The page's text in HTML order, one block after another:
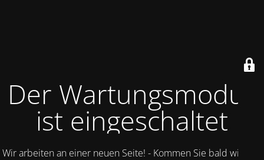
Der Wartungsmodus
ist eingeschaltet
Wir arbeiten an einer neuen Seite! - Kommen Sie bald wieder.